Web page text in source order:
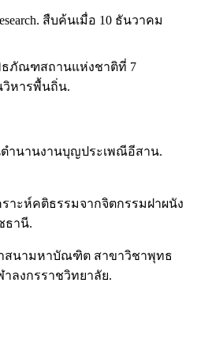
สืบค้นเมื่อ 10 ธันวาคม
ภัณฑสถานแห่งชาติที่ 7
วิหารพื้นถิ่น.
ตำนานงานบุญประเพณีอีสาน.
ราะห์คติธรรมจากจิตกรรมฝาผนัง
ธานี.
นามหาบัณฑิต สาขาวิชาพุทธ
ลงกรราชวิทยาลัย.